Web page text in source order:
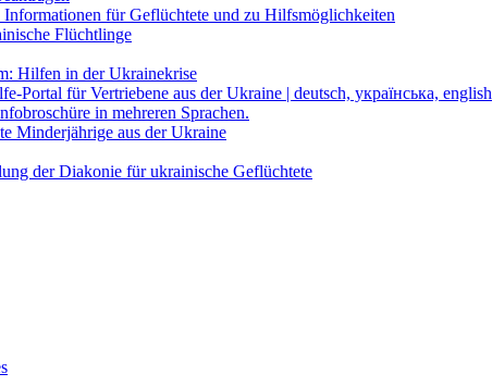
für Geflüchtete und zu Hilfsmöglichkeiten
Flüchtlinge
Hilfen in der Ukrainekrise
Portal für Vertriebene aus der Ukraine | deutsch, українська, english
in mehreren Sprachen.
Minderjährige aus der Ukraine
der Diakonie für ukrainische Geflüchtete